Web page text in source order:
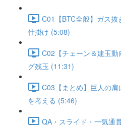
C01【BTC全般】ガス抜
仕掛け (5:08)
C02【チェーン＆建玉
グ残玉 (11:31)
C03【まとめ】巨人の
を考える (5:46)
QA・スライド・一気通